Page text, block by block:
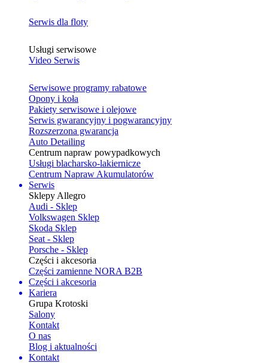
Serwis dla floty
Usługi serwisowe
Video Serwis
Serwisowe programy rabatowe
Opony i koła
Pakiety serwisowe i olejowe
Serwis gwarancyjny i pogwarancyjny
Rozszerzona gwarancja
Auto Detailing
Centrum napraw powypadkowych
Usługi blacharsko-lakiernicze
Centrum Napraw Akumulatorów
Serwis
Sklepy Allegro
Audi - Sklep
Volkswagen Sklep
Skoda Sklep
Seat - Sklep
Porsche - Sklep
Części i akcesoria
Części zamienne NORA B2B
Części i akcesoria
Kariera
Grupa Krotoski
Salony
Kontakt
O nas
Blog i aktualności
Kontakt